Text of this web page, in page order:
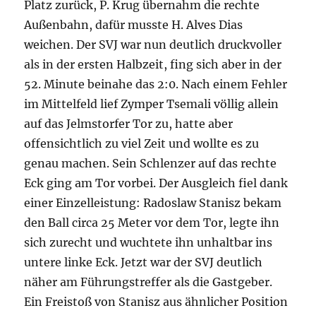
Platz zurück, P. Krug übernahm die rechte
Außenbahn, dafür musste H. Alves Dias
weichen. Der SVJ war nun deutlich druckvoller
als in der ersten Halbzeit, fing sich aber in der
52. Minute beinahe das 2:0. Nach einem Fehler
im Mittelfeld lief Zymper Tsemali völlig allein
auf das Jelmstorfer Tor zu, hatte aber
offensichtlich zu viel Zeit und wollte es zu
genau machen. Sein Schlenzer auf das rechte
Eck ging am Tor vorbei. Der Ausgleich fiel dank
einer Einzelleistung: Radoslaw Stanisz bekam
den Ball circa 25 Meter vor dem Tor, legte ihn
sich zurecht und wuchtete ihn unhaltbar ins
untere linke Eck. Jetzt war der SVJ deutlich
näher am Führungstreffer als die Gastgeber.
Ein Freistoß von Stanisz aus ähnlicher Position